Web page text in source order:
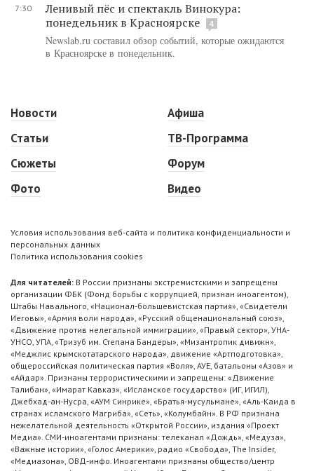
7:30
Ленивый пёс и спектакль Винокура:
понедельник в Красноярске
4
Newslab.ru составил обзор событий, которые ожидаются
в Красноярске в понедельник.
Новости
Статьи
Сюжеты
Фото
Афиша
ТВ-Программа
Форум
Видео
Условия использования веб-сайта и политика конфиденциальности и
персональных данных
Политика использования cookies
Для читателей: В России признаны экстремистскими и запрещены
организации ФБК (Фонд борьбы с коррупцией, признан иноагентом),
Штабы Навального, «Национал-большевистская партия», «Свидетели
Иеговы», «Армия воли народа», «Русский общенациональный союз»,
«Движение против нелегальной иммиграции», «Правый сектор», УНА-
УНСО, УПА, «Тризуб им. Степана Бандеры», «Мизантропик дивижн»,
«Меджлис крымскотатарского народа», движение «Артподготовка»,
общероссийская политическая партия «Воля», АУЕ, батальоны «Азов» и
«Айдар». Признаны террористическими и запрещены: «Движение
Талибан», «Имарат Кавказ», «Исламское государство» (ИГ, ИГИЛ),
Джебхад-ан-Нусра, «АУМ Синрике», «Братья-мусульмане», «Аль-Каида в
странах исламского Магриба», «Сеть», «Колумбайн». В РФ признана
нежелательной деятельность «Открытой России», издания «Проект
Медиа». СМИ-иноагентами признаны: телеканал «Дождь», «Медуза»,
«Важные истории», «Голос Америки», радио «Свобода», The Insider,
«Медиазона», ОВД-инфо. Иноагентами признаны общество/центр